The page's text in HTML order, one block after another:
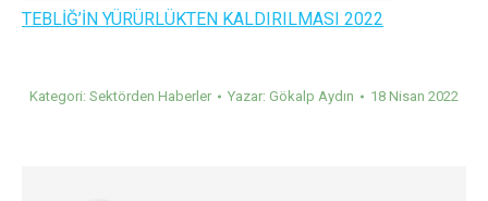
TEBLİĞ’İN YÜRÜRLÜKTEN KALDIRILMASI 2022
Kategori: Sektörden Haberler Yazar: Gökalp Aydın 18 Nisan 2022